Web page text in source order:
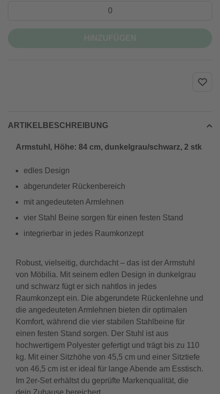
ARTIKELBESCHREIBUNG
Armstuhl, Höhe: 84 cm, dunkelgrau/schwarz, 2 stk
edles Design
abgerundeter Rückenbereich
mit angedeuteten Armlehnen
vier Stahl Beine sorgen für einen festen Stand
integrierbar in jedes Raumkonzept
Robust, vielseitig, durchdacht – das ist der Armstuhl
von Möbilia. Mit seinem edlen Design in dunkelgrau
und schwarz fügt er sich nahtlos in jedes
Raumkonzept ein. Die abgerundete Rückenlehne und
die angedeuteten Armlehnen bieten dir optimalen
Komfort, während die vier stabilen Stahlbeine für
einen festen Stand sorgen. Der Stuhl ist aus
hochwertigem Polyester gefertigt und trägt bis zu 110
kg. Mit einer Sitzhöhe von 45,5 cm und einer Sitztiefe
von 46,5 cm ist er ideal für lange Abende am Esstisch.
Im 2er-Set erhältst du geprüfte Markenqualität, die
dein Zuhause bereichert.